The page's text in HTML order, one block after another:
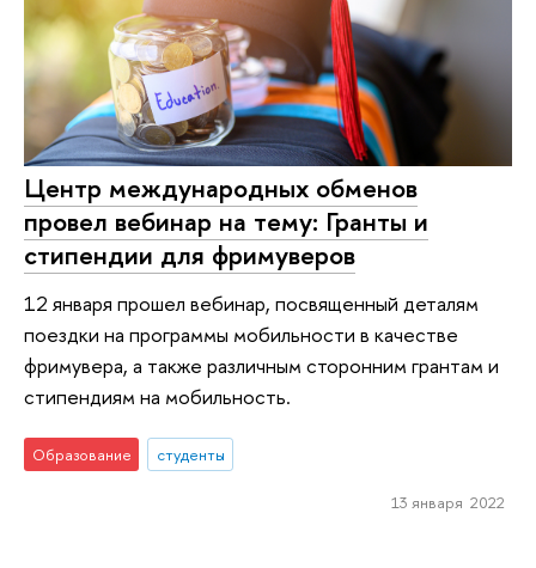
Центр международных обменов
провел вебинар на тему: Гранты и
стипендии для фримуверов
12 января прошел вебинар, посвященный деталям
поездки на программы мобильности в качестве
фримувера, а также различным сторонним грантам и
стипендиям на мобильность.
Образование студенты
13 января 2022